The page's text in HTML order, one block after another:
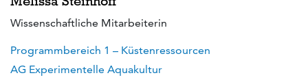
Wissenschaftliche Mitarbeiterin
Programmbereich 1 – Küstenressourcen
AG Experimentelle Aquakultur